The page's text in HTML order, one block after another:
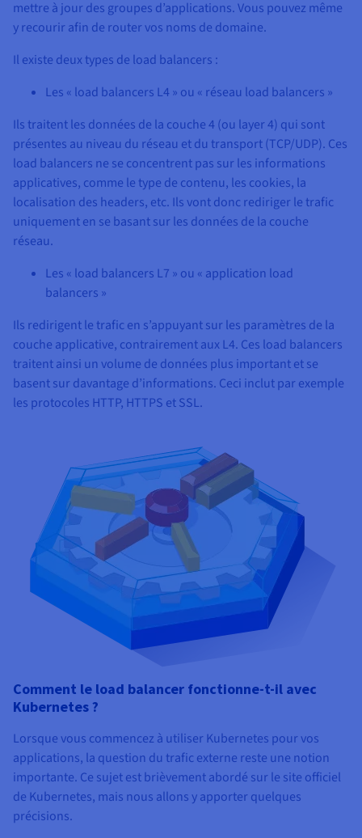
mettre à jour des groupes d’applications. Vous pouvez même
y recourir afin de router vos noms de domaine.
Il existe deux types de load balancers :
Les « load balancers L4 » ou « réseau load balancers »
Ils traitent les données de la couche 4 (ou layer 4) qui sont
présentes au niveau du réseau et du transport (TCP/UDP). Ces
load balancers ne se concentrent pas sur les informations
applicatives, comme le type de contenu, les cookies, la
localisation des headers, etc. Ils vont donc rediriger le trafic
uniquement en se basant sur les données de la couche
réseau.
Les « load balancers L7 » ou « application load
balancers »
Ils redirigent le trafic en s’appuyant sur les paramètres de la
couche applicative, contrairement aux L4. Ces load balancers
traitent ainsi un volume de données plus important et se
basent sur davantage d’informations. Ceci inclut par exemple
les protocoles HTTP, HTTPS et SSL.
Comment le load balancer fonctionne-t-il avec
Kubernetes ?
Lorsque vous commencez à utiliser Kubernetes pour vos
applications, la question du trafic externe reste une notion
importante. Ce sujet est brièvement abordé sur le site officiel
de Kubernetes, mais nous allons y apporter quelques
précisions.